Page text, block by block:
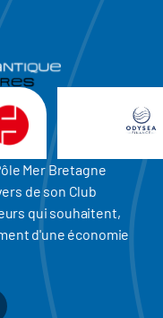
Mer Bretagne
de son Club
qui souhaitent,
d'une économie